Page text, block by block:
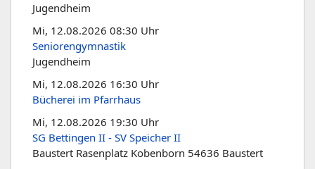
Jugendheim
Mi, 12.08.2026 08:30 Uhr
Seniorengymnastik
Jugendheim
Mi, 12.08.2026 16:30 Uhr
Bücherei im Pfarrhaus
Mi, 12.08.2026 19:30 Uhr
SG Bettingen II - SV Speicher II
Baustert Rasenplatz Kobenborn 54636 Baustert